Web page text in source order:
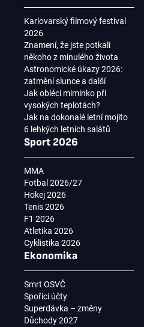
Karlovarský filmový festival
2026
Znamení, že jste potkali
někoho z minulého života
Astronomické úkazy 2026:
zatmění slunce a další
Jak obléci miminko při
vysokých teplotách?
Jak na dokonalé letní mojito
6 lehkých letních salátů
Sport 2026
MMA
Fotbal 2026/27
Hokej 2026
Tenis 2026
F1 2026
Atletika 2026
Cyklistika 2026
Ekonomika
Smrt OSVČ
Spořicí účty
Superdávka – změny
Důchody 2027